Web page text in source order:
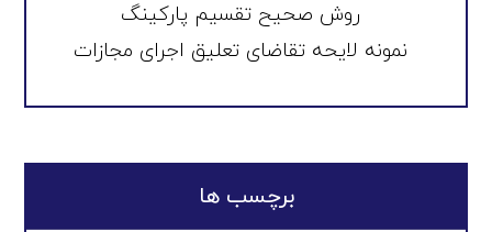
روش صحیح تقسیم پارکینگ
نمونه لایحه تقاضای تعلیق اجرای مجازات
برچسب ها